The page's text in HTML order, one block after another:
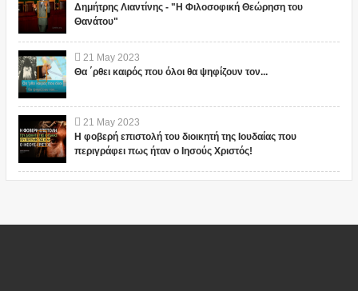
Δημήτρης Λιαντίνης - "Η Φιλοσοφική Θεώρηση του
Θανάτου"
21 May 2023
Θα ΄ρθει καιρός που όλοι θα ψηφίζουν τον...
21 May 2023
Η φοβερή επιστολή του διοικητή της Ιουδαίας που
περιγράφει πως ήταν ο Ιησούς Χριστός!